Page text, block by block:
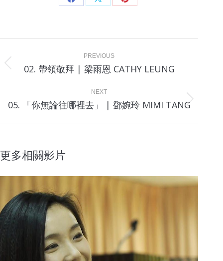
Share
Share
Share
navigation
PREVIOUS
Previous
project:
02. 帶領敬拜 | 梁雨恩 CATHY LEUNG
NEXT
Next
project:
05. 「你無論往哪裡去」 | 鄧婉玲 MIMI TANG
更多相關影片